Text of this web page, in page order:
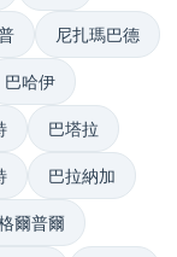
尼扎瑪巴德
巴哈伊
巴塔拉
巴拉納加
爾普爾